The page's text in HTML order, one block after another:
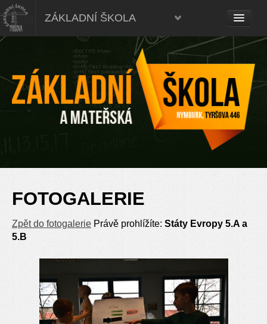
ZÁKLADNÍ ŠKOLA
FOTOGALERIE
Zpět do fotogalerie Právě prohlížíte: Státy Evropy 5.A a
5.B